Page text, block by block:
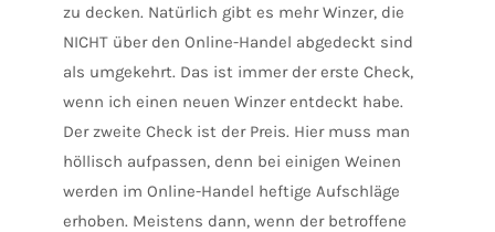
zu decken. Natürlich gibt es mehr Winzer, die
NICHT über den Online-Handel abgedeckt sind
als umgekehrt. Das ist immer der erste Check,
wenn ich einen neuen Winzer entdeckt habe.
Der zweite Check ist der Preis. Hier muss man
höllisch aufpassen, denn bei einigen Weinen
werden im Online-Handel heftige Aufschläge
erhoben. Meistens dann, wenn der betroffene